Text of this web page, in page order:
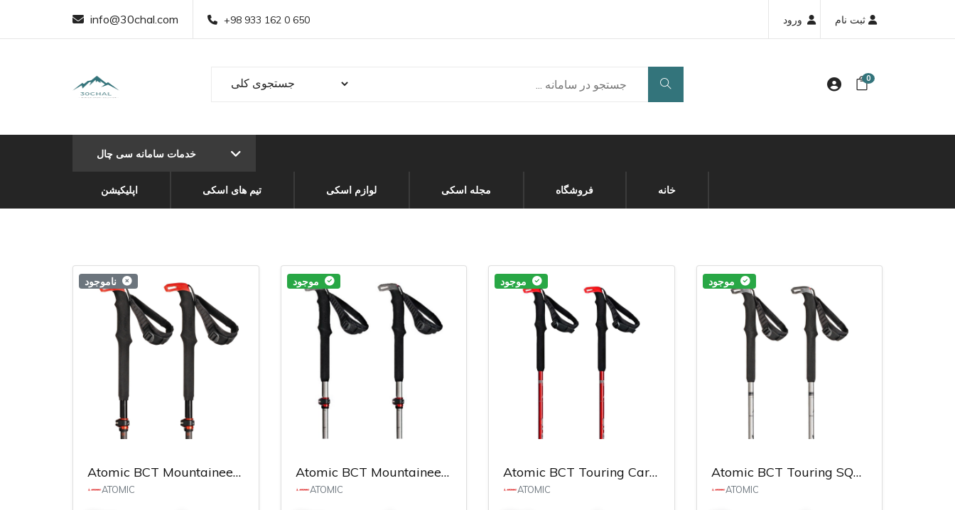
info@30chal.com +98 933 162 0 650
0
خدمات سامانه سی چال
اپلیکیشن تیم های اسکی لوازم اسکی مجله اسکی فروشگاه خانه
ناموجود
Atomic BCT Mountaineering Carbon SQS Poles
ATOMIC
موجود
Atomic BCT Mountaineering SQS Poles
ATOMIC
موجود
Atomic BCT Touring Carbon SQS Poles
ATOMIC
موجود
Atomic BCT Touring SQS Poles Woman
ATOMIC